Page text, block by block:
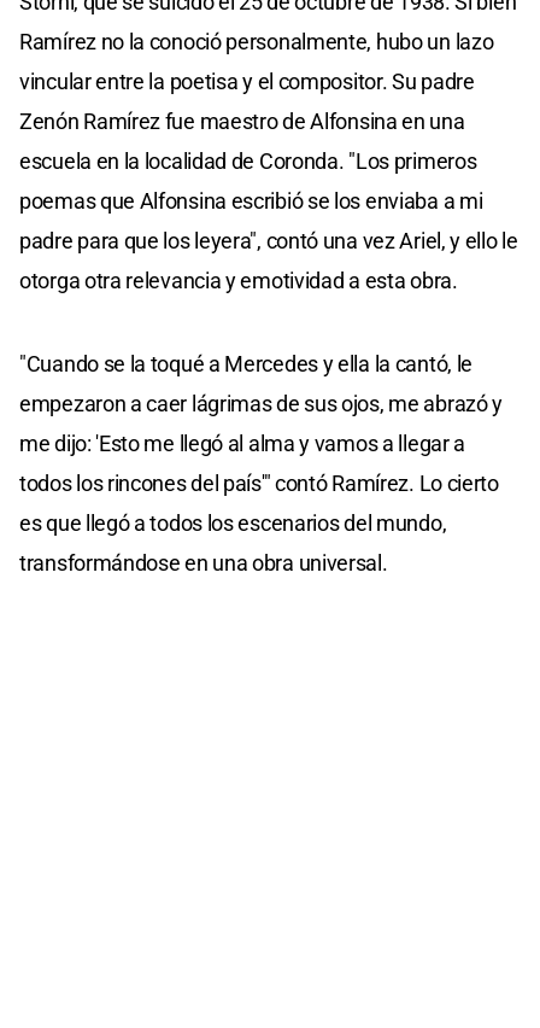
Ramírez no la conoció personalmente, hubo un lazo
vincular entre la poetisa y el compositor. Su padre
Zenón Ramírez fue maestro de Alfonsina en una
escuela en la localidad de Coronda. "Los primeros
poemas que Alfonsina escribió se los enviaba a mi
padre para que los leyera", contó una vez Ariel, y ello le
otorga otra relevancia y emotividad a esta obra.
"Cuando se la toqué a Mercedes y ella la cantó, le
empezaron a caer lágrimas de sus ojos, me abrazó y
me dijo: 'Esto me llegó al alma y vamos a llegar a
todos los rincones del país'" contó Ramírez. Lo cierto
es que llegó a todos los escenarios del mundo,
transformándose en una obra universal.